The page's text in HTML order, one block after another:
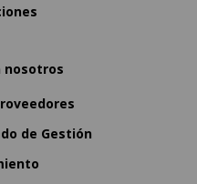
nosotros
de Gestión